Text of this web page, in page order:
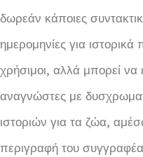
δωρεάν κάποιες
ημερομηνίες για
χρήσιμοι, αλλά μπορεί να
αναγνώστες με
ιστοριών για τα ζώα,
περιγραφή του